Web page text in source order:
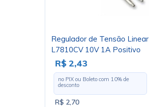
Regulador de Tensão Linear
L7810CV 10V 1A Positivo
TO220 - Cód. Loja 387
R$ 2,43
no PIX ou Boleto com 10% de
desconto
R$ 2,70